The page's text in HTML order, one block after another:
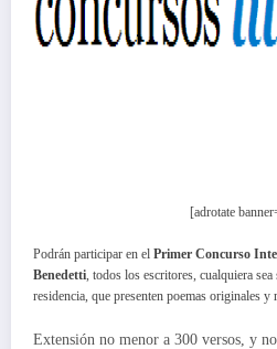
[adrotate
Podrán participar en el Primer Concurso
Benedetti , todos los escritores, cualquiera
residencia, que presenten poemas originales y
Extensión no menor a 300 versos, y